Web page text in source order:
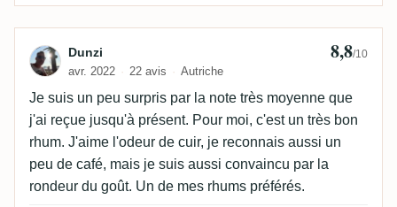
Avis de Dunzi
Dunzi
avr. 2022 22 avis Autriche
8,8/10
Je suis un peu surpris par la note très moyenne que
j'ai reçue jusqu'à présent. Pour moi, c'est un très bon
rhum. J'aime l'odeur de cuir, je reconnais aussi un
peu de café, mais je suis aussi convaincu par la
rondeur du goût. Un de mes rhums préférés.